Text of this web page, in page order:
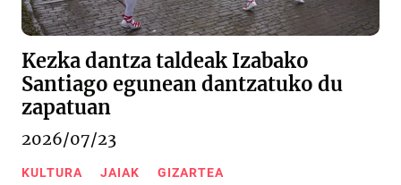
Kezka dantza taldeak Izabako
Santiago egunean dantzatuko du
zapatuan
2026/07/23
KULTURA JAIAK GIZARTEA